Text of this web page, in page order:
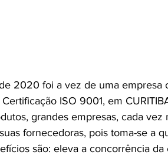
2020 foi a vez de uma
ISO 9001, em
grandes empresas, cada
fornecedoras, pois toma-se a
são: eleva a concorrência